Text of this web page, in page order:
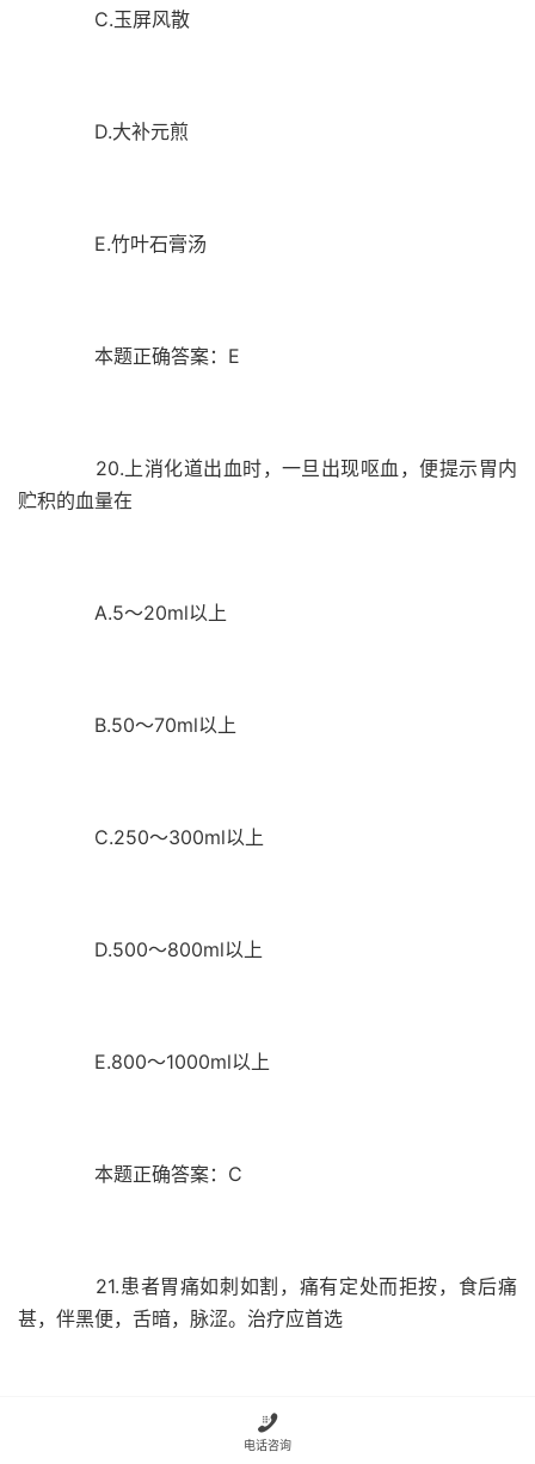
C.玉屏风散
D.大补元煎
E.竹叶石膏汤
本题正确答案：E
20.上消化道出血时，一旦出现呕血，便提示胃内
贮积的血量在
A.5～20ml以上
B.50～70ml以上
C.250～300ml以上
D.500～800ml以上
E.800～1000ml以上
本题正确答案：C
21.患者胃痛如刺如割，痛有定处而拒按，食后痛
甚，伴黑便，舌暗，脉涩。治疗应首选

电话咨询